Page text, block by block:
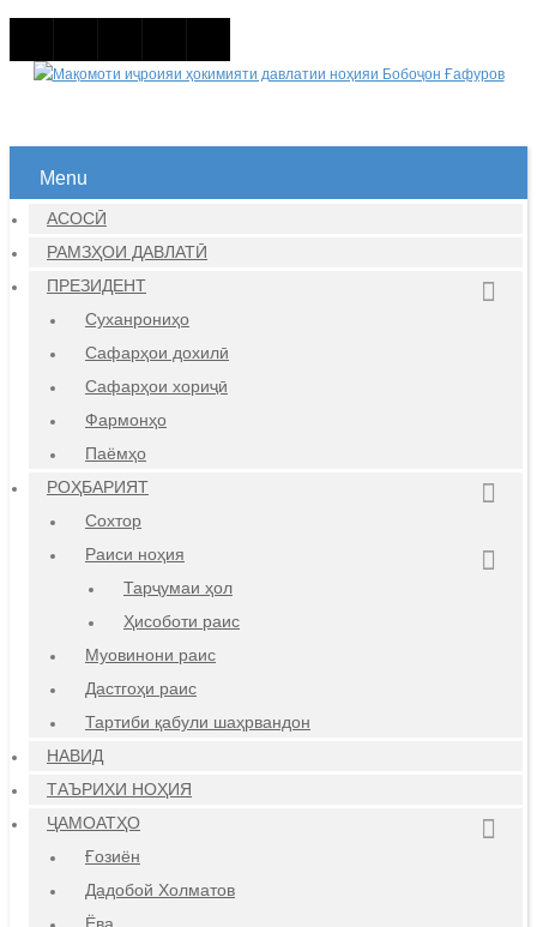
Menu
АСОСӢ
РАМЗҲОИ ДАВЛАТӢ
ПРЕЗИДЕНТ
Суханрониҳо
Сафарҳои дохилӣ
Сафарҳои хориҷӣ
Фармонҳо
Паёмҳо
РОҲБАРИЯТ
Сохтор
Раиси ноҳия
Тарҷумаи ҳол
Ҳисоботи раис
Муовинони раис
Дастгоҳи раис
Тартиби қабули шаҳрвандон
НАВИД
ТАЪРИХИ НОҲИЯ
ҶАМОАТҲО
Ғозиён
Дадобой Холматов